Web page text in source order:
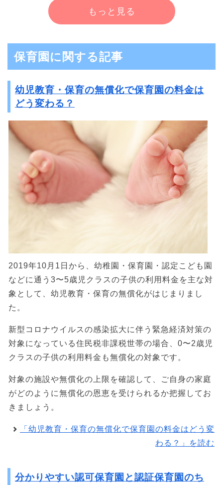
もっと見る
保育園に関する記事
幼児教育・保育の無償化で保育園の料金は
どう変わる？
2019年10月1日から、幼稚園・保育園・認定こども園
などに通う3〜5歳児クラスの子供の利用料金を主な対
象として、幼児教育・保育の無償化がはじまりまし
た。
新型コロナウイルスの感染拡大に伴う緊急経済対策の
対象になっている住民税非課税世帯の場合、0〜2歳児
クラスの子供の利用料金も無償化の対象です。
対象の施設や無償化の上限を確認して、ご自身の家庭
がどのように無償化の恩恵を受けられるか把握してお
きましょう。
「幼児教育・保育の無償化で保育園の料金はどう変
わる？」を読む
分かりやすい認可保育園と認証保育園のち